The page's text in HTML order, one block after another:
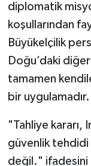
diplomatik
koşullarından
Büyükelçilik
Doğu’daki
tamamen
bir
"Tahliye kararı,
güvenlik
değil." ifadesini